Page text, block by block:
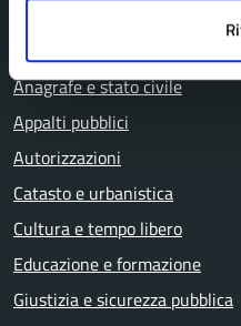
Anagrafe e stato civile
Appalti pubblici
Autorizzazioni
Catasto e urbanistica
Cultura e tempo libero
Educazione e formazione
Giustizia e sicurezza pubblica